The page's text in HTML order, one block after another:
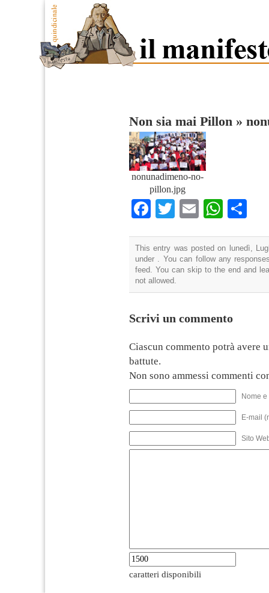
Non sia mai Pillon »
nonunadimeno-no-
pillon.jpg
Facebook
Twitter
Email
This entry was posted on lunedì,
under . You can follow any
feed. You can skip to the end and
not allowed.
Scrivi un commento
Ciascun commento potrà avere
battute.
Non sono ammessi commenti
Nome
E-mail
Sito
caratteri disponibili